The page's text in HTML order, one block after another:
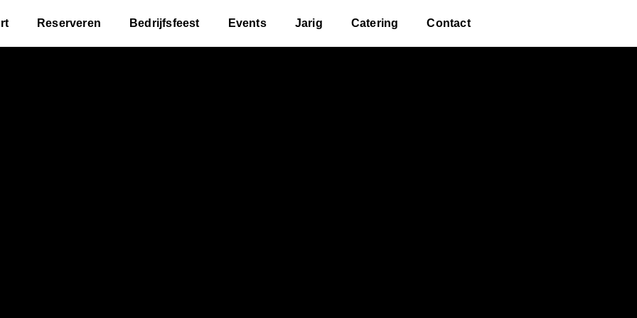
Reserveren Bedrijfsfeest Events Jarig Catering Contact